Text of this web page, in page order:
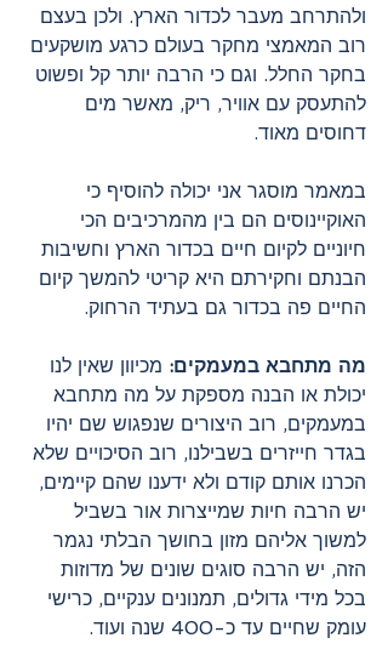
ולהתרחב מעבר לכדור הארץ. ולכן בעצם
רוב המאמצי מחקר בעולם כרגע מושקעים
בחקר החלל. וגם כי הרבה יותר קל ופשוט
להתעסק עם אוויר, ריק, מאשר מים
דחוסים מאוד.
במאמר מוסגר אני יכולה להוסיף כי
האוקיינוסים הם בין מהמרכיבים הכי
חיוניים לקיום חיים בכדור הארץ וחשיבות
הבנתם וחקירתם היא קריטי להמשך קיום
החיים פה בכדור גם בעתיד הרחוק.
מה מתחבא במעמקים: מכיוון שאין לנו
יכולת או הבנה מספקת על מה מתחבא
במעמקים, רוב היצורים שנפגוש שם יהיו
בגדר חייזרים בשבילנו, רוב הסיכויים שלא
הכרנו אותם קודם ולא ידענו שהם קיימים,
יש הרבה חיות שמייצרות אור בשביל
למשוך אליהם מזון בחושך הבלתי נגמר
הזה, יש הרבה סוגים שונים של מדוזות
בכל מידי גדולים, תמנונים ענקיים, כרישי
עומק שחיים עד כ-400 שנה ועוד.